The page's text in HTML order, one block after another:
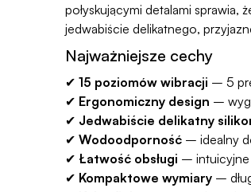
połyskującymi detalami
jedwabiście delikatnego,
Najważniejsze cechy
✔ 15 poziomów wibracji – 5
✔ Ergonomiczny design –
✔ Jedwabiście delikatny
✔ Wodoodporność – idealny
✔ Łatwość obsługi – intuicyjne
✔ Kompaktowe wymiary –